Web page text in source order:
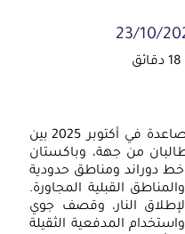
23/10/
اندلعت اشتباكات حدودية متصاعدة في أكتوبر 2025 بين
من جهة، وباكستان
دوراند ومناطق حدودية
القبلية المجاورة.
النار، وقصف جوي
المدفعية الثقيلة